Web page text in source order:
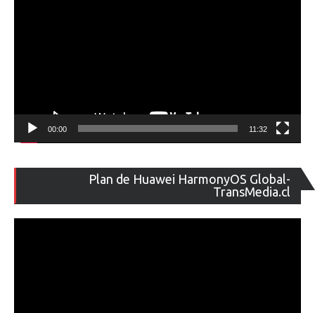
00:00 11:32
Plan de Huawei HarmonyOS Global-
TransMedia.cl
de